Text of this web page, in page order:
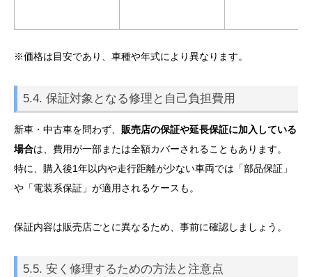
※価格は目安であり、車種や年式により異なります。
5.4. 保証対象となる修理と自己負担費用
新車・中古車を問わず、 販売店の保証や延長保証に加入している
場合は、費用が一部または全額カバーされることもあります。
特に、購入後1年以内や走行距離が少ない車両では「部品保証」
や「電装系保証」が適用されるケースも。
保証内容は販売店ごとに異なるため、事前に確認しましょう。
5.5. 安く修理するための方法と注意点